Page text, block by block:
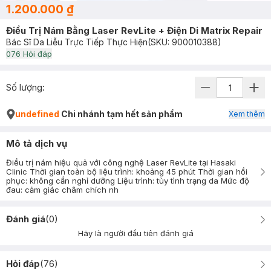
1.200.000 ₫
Điều Trị Nám Bằng Laser RevLite + Điện Di Matrix Repair
Bác Sĩ Da Liễu Trực Tiếp Thực Hiện(SKU: 900010388)
076 Hỏi đáp
Số lượng:
undefined Chi nhánh tạm hết sản phẩm Xem thêm
Mô tả dịch vụ
Điều trị nám hiệu quả với công nghệ Laser RevLite tại Hasaki
Clinic Thời gian toàn bộ liệu trình: khoảng 45 phút Thời gian hồi
phục: không cần nghỉ dưỡng Liệu trình: tùy tình trạng da Mức độ
đau: cảm giác châm chích nh
Đánh giá(0)
Hãy là người đầu tiên đánh giá
Hỏi đáp(76)